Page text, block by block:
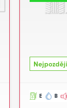
E B